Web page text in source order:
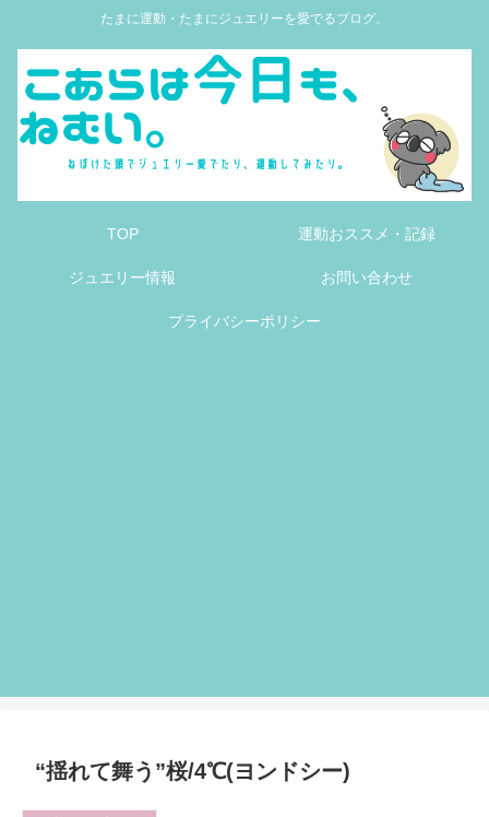
たまに運動・たまにジュエリーを愛でるブログ。
TOP 運動おススメ・記録
ジュエリー情報 お問い合わせ
プライバシーポリシー
“揺れて舞う”桜/4℃(ヨンドシー)